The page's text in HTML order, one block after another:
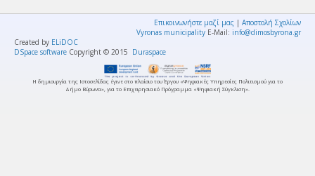
Επικοινωνήστε μαζί μας | Αποστολή Σχολίων
Vyronas municipality E-Mail: info@dimosbyrona.gr
Created by ELiDOC
DSpace software Copyright © 2015 Duraspace
Η δημιουργία της Ιστοσελίδας έγινε στο πλαίσιο του Έργου «Ψηφιακές Υπηρεσίες Πολιτισμού για το
Δήμο Βύρωνα», για το Επιχειρησιακό Πρόγραμμα «Ψηφιακή Σύγκλιση».